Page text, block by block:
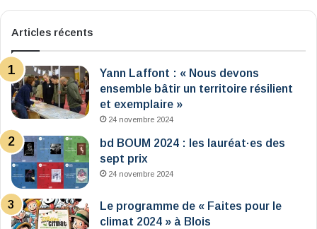
Articles récents
Yann Laffont : « Nous devons
ensemble bâtir un territoire résilient
et exemplaire »
24 novembre 2024
bd BOUM 2024 : les lauréat·es des
sept prix
24 novembre 2024
Le programme de « Faites pour le
climat 2024 » à Blois